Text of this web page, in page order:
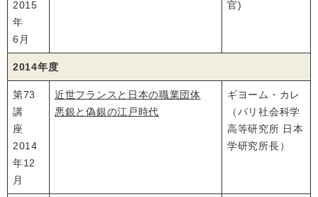
2015
年
6月
官)
2014年度
第73
講
座
2014
年12
月
近世フランスと日本の職業団体
悪銀と偽銀の江戸時代
ギヨーム・カレ
（パリ社会科学
高等研究所 日本
学研究所長）